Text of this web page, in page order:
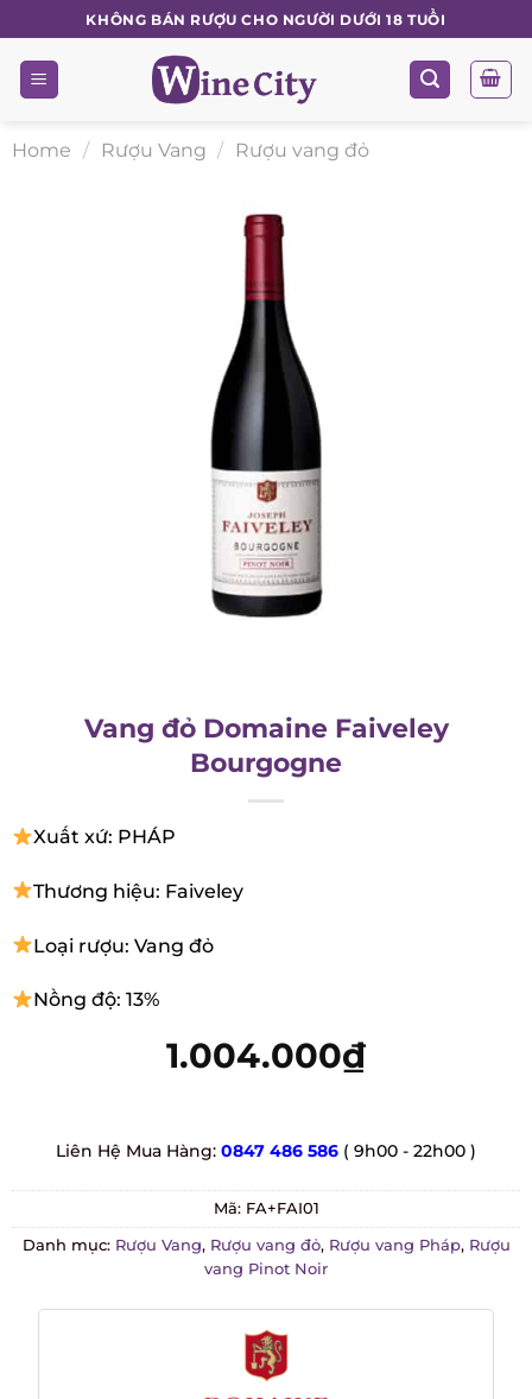
to
content
KHÔNG BÁN RƯỢU CHO NGƯỜI DƯỚI 18 TUỔI
Home / Rượu Vang / Rượu vang đỏ
Vang đỏ Domaine Faiveley
Bourgogne
Xuất xứ: PHÁP
Thương hiệu: Faiveley
Loại rượu: Vang đỏ
Nồng độ: 13%
1.004.000₫
Liên Hệ Mua Hàng:0847 486 586 ( 9h00 - 22h00 )
Mã:FA+FAI01
Danh mục:Rượu Vang,Rượu vang đỏ,Rượu vang Pháp,Rượu
vang Pinot Noir